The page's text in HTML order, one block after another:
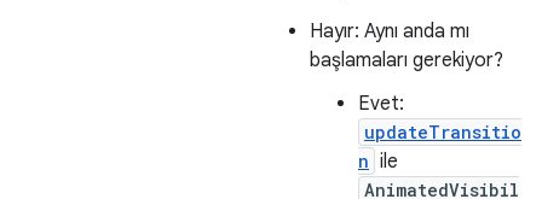
Hayır: Aynı anda mı
başlamaları gerekiyor?
Evet:
updateTransitio
n ile
AnimatedVisibil